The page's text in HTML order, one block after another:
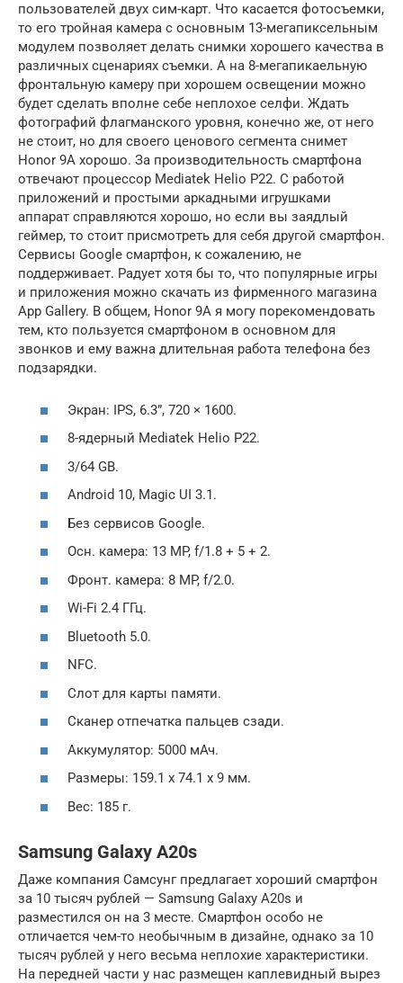
пользователей двух сим-карт. Что касается фотосъемки,
то его тройная камера с основным 13-мегапиксельным
модулем позволяет делать снимки хорошего качества в
различных сценариях съемки. А на 8-мегапикаельную
фронтальную камеру при хорошем освещении можно
будет сделать вполне себе неплохое селфи. Ждать
фотографий флагманского уровня, конечно же, от него
не стоит, но для своего ценового сегмента снимет
Honor 9A хорошо. За производительность смартфона
отвечают процессор Mediatek Helio P22. С работой
приложений и простыми аркадными игрушками
аппарат справляются хорошо, но если вы заядлый
геймер, то стоит присмотреть для себя другой смартфон.
Сервисы Google смартфон, к сожалению, не
поддерживает. Радует хотя бы то, что популярные игры
и приложения можно скачать из фирменного магазина
App Gallery. В общем, Honor 9A я могу порекомендовать
тем, кто пользуется смартфоном в основном для
звонков и ему важна длительная работа телефона без
подзарядки.
Экран: IPS, 6.3”, 720 × 1600.
8-ядерный Mediatek Helio P22.
3/64 GB.
Android 10, Magic UI 3.1.
Без сервисов Google.
Осн. камера: 13 MP, f/1.8 + 5 + 2.
Фронт. камера: 8 MP, f/2.0.
Wi-Fi 2.4 ГГц.
Bluetooth 5.0.
NFC.
Слот для карты памяти.
Сканер отпечатка пальцев сзади.
Аккумулятор: 5000 мАч.
Размеры: 159.1 x 74.1 x 9 мм.
Вес: 185 г.
Samsung Galaxy A20s
Даже компания Самсунг предлагает хороший смартфон
за 10 тысяч рублей — Samsung Galaxy A20s и
разместился он на 3 месте. Смартфон особо не
отличается чем-то необычным в дизайне, однако за 10
тысяч рублей у него весьма неплохие характеристики.
На передней части у нас размещен каплевидный вырез